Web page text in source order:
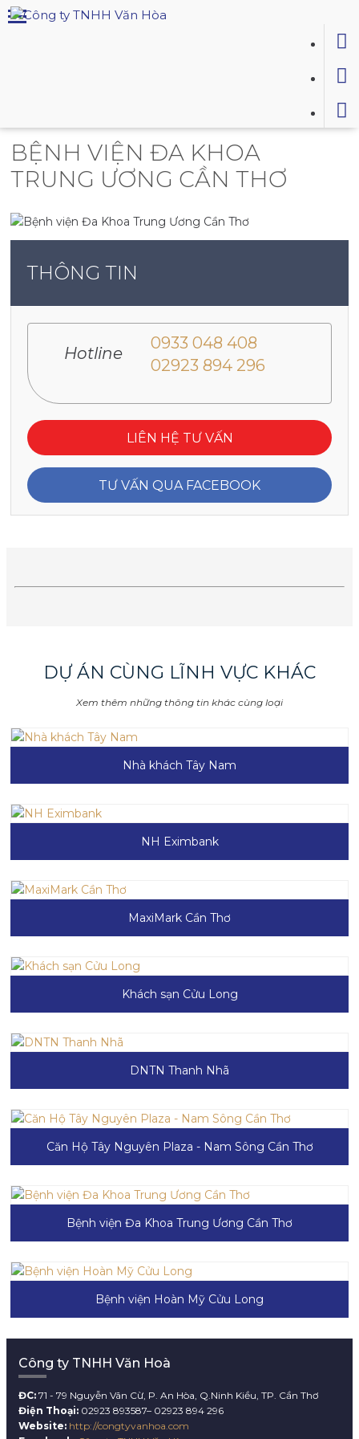
BỆNH VIỆN ĐA KHOA
TRUNG ƯƠNG CẦN THƠ
THÔNG TIN
Hotline
0933 048 408
02923 894 296
LIÊN HỆ TƯ VẤN
TƯ VẤN QUA FACEBOOK
DỰ ÁN CÙNG LĨNH VỰC KHÁC
Xem thêm những thông tin khác cùng loại
Nhà khách Tây Nam
NH Eximbank
MaxiMark Cần Thơ
Khách sạn Cửu Long
DNTN Thanh Nhã
Căn Hộ Tây Nguyên Plaza - Nam Sông Cần Thơ
Bệnh viện Đa Khoa Trung Ương Cần Thơ
Bệnh viện Hoàn Mỹ Cửu Long
Công ty TNHH Văn Hoà
ĐC: 71 - 79 Nguyễn Vãn Cừ, P. An Hòa, Q.Ninh Kiều, TP. Cần Thơ
Điện Thoại: 02923 893587– 02923 894 296
Website: http://congtyvanhoa.com